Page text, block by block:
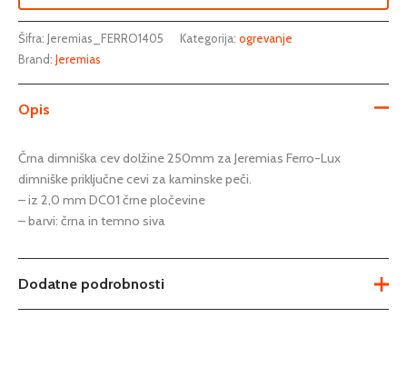
Šifra: Jeremias_FERRO1405 Kategorija: ogrevanje
Brand: Jeremias
Opis
Črna dimniška cev dolžine 250mm za Jeremias Ferro-Lux
dimniške priključne cevi za kaminske peči.
– iz 2,0 mm DC01 črne pločevine
– barvi: črna in temno siva
Dodatne podrobnosti